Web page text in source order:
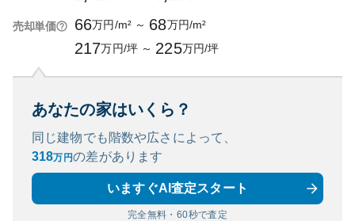
売却単価 66万円/m² ～ 68万円/m²
217万円/坪 ～ 225万円/坪
あなたの家はいくら？
同じ建物でも階数や広さによって、
318万円の差があります
いますぐAI査定スタート
完全無料・60秒で査定